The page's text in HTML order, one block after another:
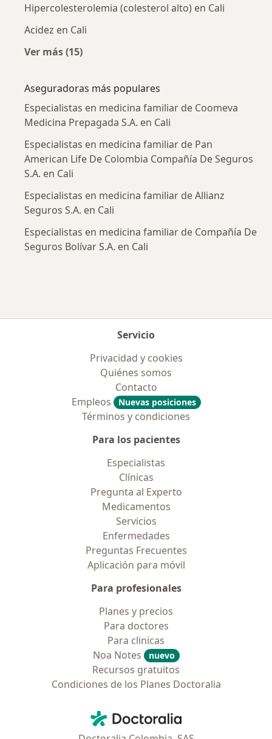
Hipercolesterolemia (colesterol alto) en Cali
Acidez en Cali
Ver más (15)
Aseguradoras más populares
Especialistas en medicina familiar de Coomeva
Medicina Prepagada S.A. en Cali
Especialistas en medicina familiar de Pan
American Life De Colombia Compañía De Seguros
S.A. en Cali
Especialistas en medicina familiar de Allianz
Seguros S.A. en Cali
Especialistas en medicina familiar de Compañía De
Seguros Bolívar S.A. en Cali
Servicio
Privacidad y cookies
Quiénes somos
Contacto
Empleos
Nuevas posiciones
Términos y condiciones
Para los pacientes
Especialistas
Clínicas
Pregunta al Experto
Medicamentos
Servicios
Enfermedades
Preguntas Frecuentes
Aplicación para móvil
Para profesionales
Planes y precios
Para doctores
Para clinicas
Noa Notes
nuevo
Recursos gratuitos
Condiciones de los Planes Doctoralia
Doctoralia - Página de inicio